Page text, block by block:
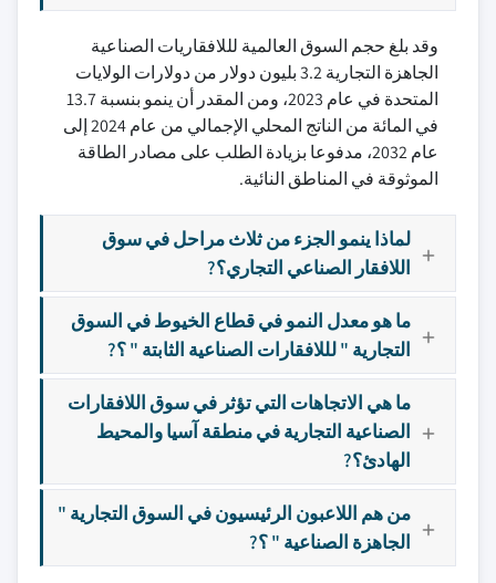
وقد بلغ حجم السوق العالمية لللافقاريات الصناعية
الجاهزة التجارية 3.2 بليون دولار من دولارات الولايات
المتحدة في عام 2023، ومن المقدر أن ينمو بنسبة 13.7
في المائة من الناتج المحلي الإجمالي من عام 2024 إلى
عام 2032، مدفوعا بزيادة الطلب على مصادر الطاقة
الموثوقة في المناطق النائية.
لماذا ينمو الجزء من ثلاث مراحل في سوق
اللافقار الصناعي التجاري؟?
ما هو معدل النمو في قطاع الخيوط في السوق
التجارية " لللافقارات الصناعية الثابتة " ؟?
ما هي الاتجاهات التي تؤثر في سوق اللافقارات
الصناعية التجارية في منطقة آسيا والمحيط
الهادئ؟?
من هم اللاعبون الرئيسيون في السوق التجارية "
الجاهزة الصناعية " ؟?